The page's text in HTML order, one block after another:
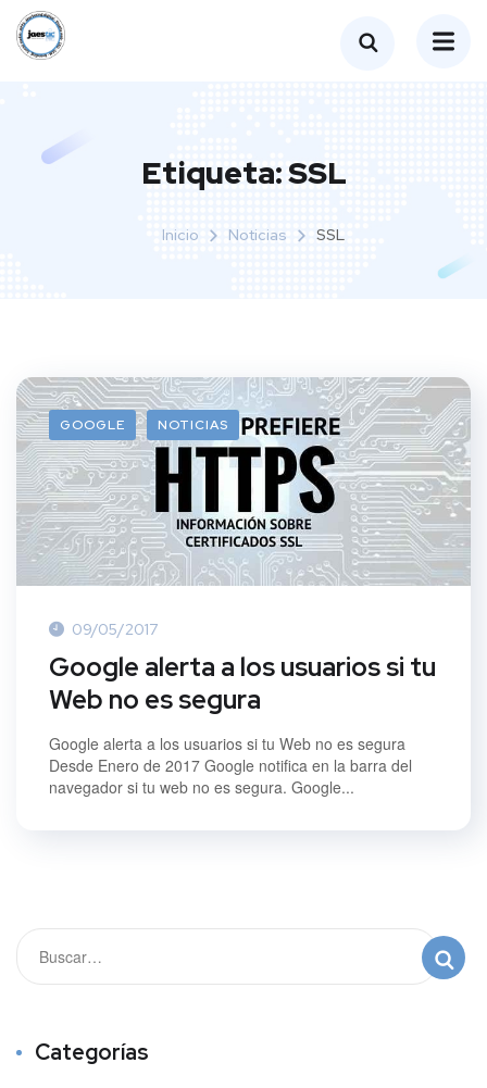
Etiqueta:SSL
Inicio Noticias SSL
GOOGLE NOTICIAS
09/05/2017
Google alerta a los usuarios si tu
Web no es segura
Google alerta a los usuarios si tu Web no es segura
Desde Enero de 2017 Google notifica en la barra del
navegador si tu web no es segura. Google...
Categorías